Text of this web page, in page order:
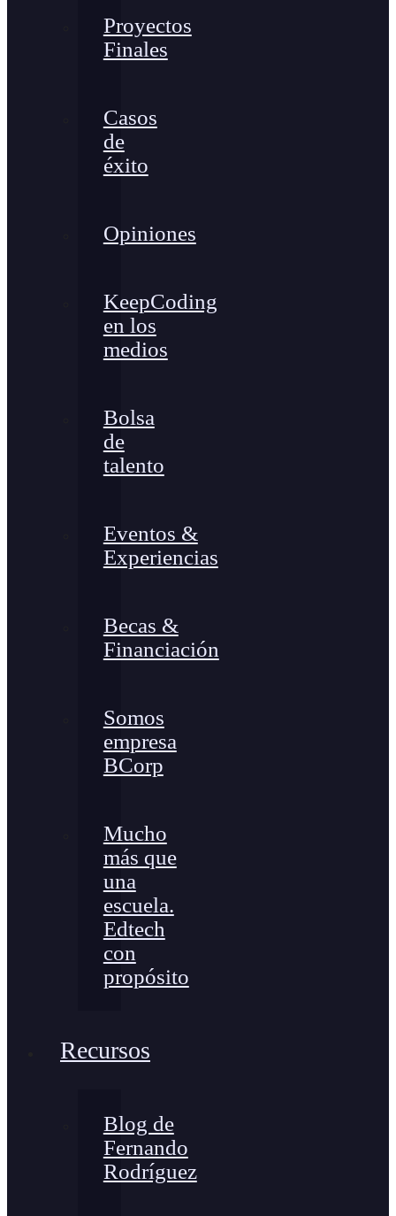
Proyectos
Finales
Casos
de
éxito
Opiniones
KeepCoding
en los
medios
Bolsa
de
talento
Eventos &
Experiencias
Becas &
Financiación
Somos
empresa
BCorp
Mucho
más que
una
escuela.
Edtech
con
propósito
Recursos
Blog de
Fernando
Rodríguez